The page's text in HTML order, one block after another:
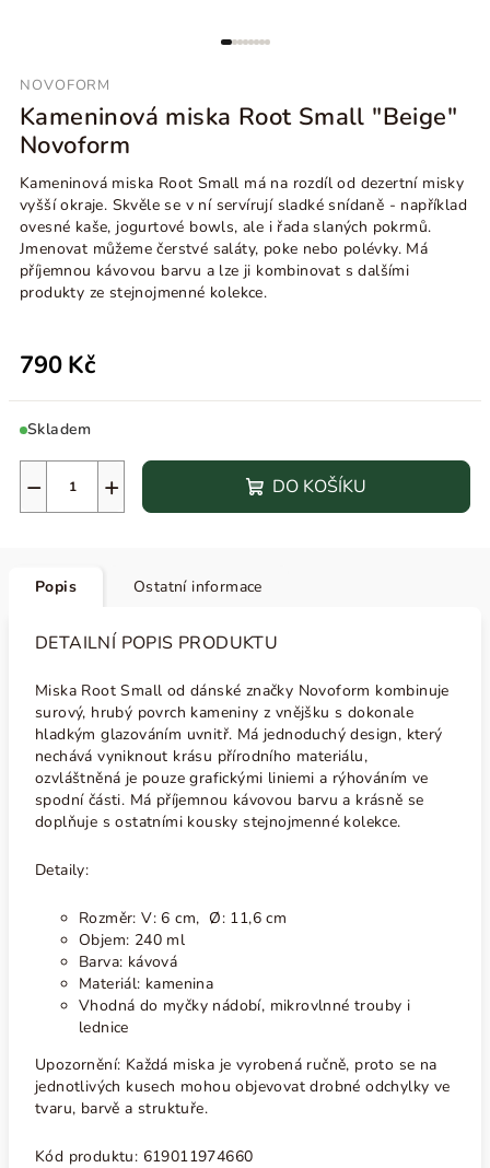
NOVOFORM
Kameninová miska Root Small "Beige"
Novoform
Kameninová miska Root Small má na rozdíl od dezertní misky
vyšší okraje. Skvěle se v ní servírují sladké snídaně - například
ovesné kaše, jogurtové bowls, ale i řada slaných pokrmů.
Jmenovat můžeme čerstvé saláty, poke nebo polévky. Má
příjemnou kávovou barvu a lze ji kombinovat s dalšími
produkty ze stejnojmenné kolekce.
790 Kč
Skladem
+
− DO KOŠÍKU
Popis Ostatní informace
DETAILNÍ POPIS PRODUKTU
Miska Root Small od dánské značky Novoform kombinuje
surový, hrubý povrch kameniny z vnějšku s dokonale
hladkým glazováním uvnitř. Má jednoduchý design, který
nechává vyniknout krásu přírodního materiálu,
ozvláštněná je pouze grafickými liniemi a rýhováním ve
spodní části. Má příjemnou kávovou barvu a krásně se
doplňuje s ostatními kousky stejnojmenné kolekce.
Detaily:
Rozměr:V: 6 cm, Ø: 11,6 cm
Objem: 240 ml
Barva: kávová
Materiál: kamenina
Vhodná do myčky nádobí, mikrovlnné trouby i
lednice
Upozornění: Každá miska je vyrobená ručně, proto se na
jednotlivých kusech mohou objevovat drobné odchylky ve
tvaru, barvě a struktuře.
Kód produktu: 619011974660